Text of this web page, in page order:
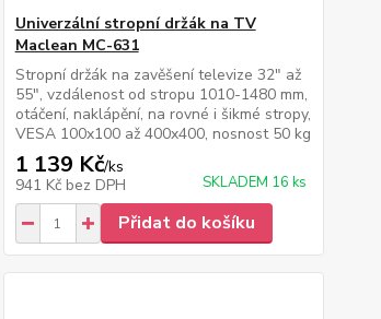
Univerzální stropní držák na TV
Maclean MC-631
Stropní držák na zavěšení televize 32" až
55", vzdálenost od stropu 1010-1480 mm,
otáčení, naklápění, na rovné i šikmé stropy,
VESA 100x100 až 400x400, nosnost 50 kg
1 139 Kč/ks
941 Kč bez DPH SKLADEM 16 ks
Přidat do košíku